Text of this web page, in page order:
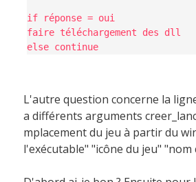
if réponse = oui
faire téléchargement des dll
else continue
L'autre question concerne la
a différents arguments
mplacement du jeu à partir du
l'exécutable" "icône du jeu" "nom